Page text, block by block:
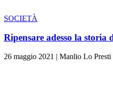
SOCIETÀ
Ripensare adesso la storia
26 maggio 2021 | Manlio Lo Presti